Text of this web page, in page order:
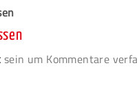
sein um Kommentare